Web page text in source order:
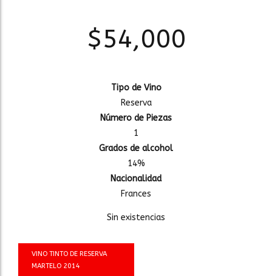
$54,000
Tipo de Vino
Reserva
Número de Piezas
1
Grados de alcohol
14%
Nacionalidad
Frances
Sin existencias
VINO TINTO DE RESERVA
MARTELO 2014